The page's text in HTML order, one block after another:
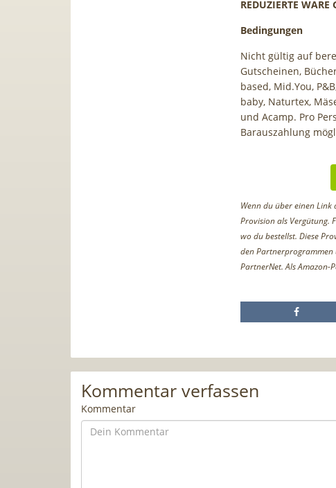
REDUZIERTE WARE
Bedingungen
Nicht gültig auf
Gutscheinen,
based, Mid.You,
baby, Naturtex,
und Acamp. Pro
Barauszahlung
Wenn du über einen
Provision als Vergütung.
wo du bestellst. Diese
den Partnerprogrammen
PartnerNet. Als
Kommentar verfassen
Kommentar